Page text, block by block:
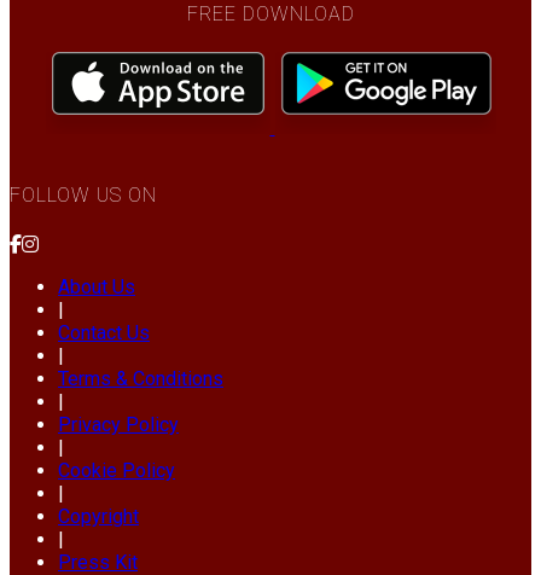
FREE DOWNLOAD
FOLLOW US ON
About Us
|
Contact Us
|
Terms & Conditions
|
Privacy Policy
|
Cookie Policy
|
Copyright
|
Press Kit